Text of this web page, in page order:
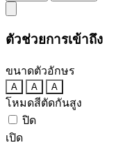
ตัวช่วยการเข้าถึง
ขนาดตัวอักษร
A A A
โหมดสีตัดกันสูง
ปิด
เปิด